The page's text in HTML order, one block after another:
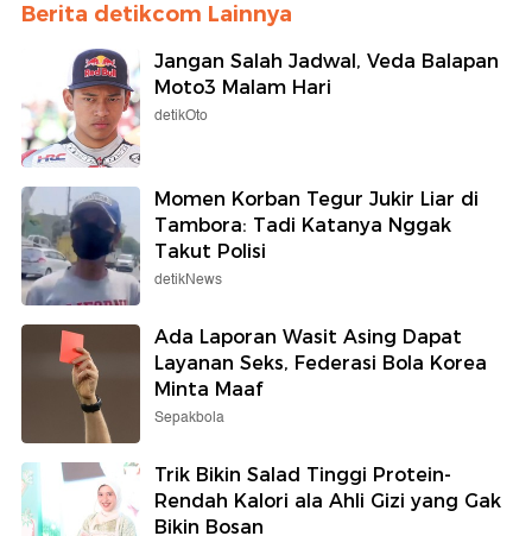
Berita detikcom Lainnya
Jangan Salah Jadwal, Veda Balapan
Moto3 Malam Hari
detikOto
Momen Korban Tegur Jukir Liar di
Tambora: Tadi Katanya Nggak
Takut Polisi
detikNews
Ada Laporan Wasit Asing Dapat
Layanan Seks, Federasi Bola Korea
Minta Maaf
Sepakbola
Trik Bikin Salad Tinggi Protein-
Rendah Kalori ala Ahli Gizi yang Gak
Bikin Bosan